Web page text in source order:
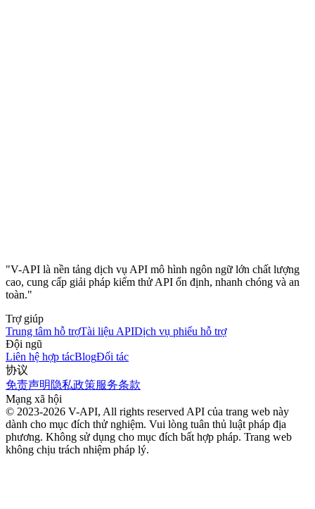
"V-API là nền tảng dịch vụ API mô hình ngôn ngữ lớn chất lượng
cao, cung cấp giải pháp kiểm thử API ổn định, nhanh chóng và an
toàn."
Trợ giúp
Trung tâm hỗ trợTài liệu APIDịch vụ phiếu hỗ trợ
Đội ngũ
Liên hệ hợp tácBlogĐối tác
协议
免责声明 隐私政策服务条款
Mạng xã hội
© 2023-2026 V-API, All rights reserved API của trang web này
dành cho mục đích thử nghiệm. Vui lòng tuân thủ luật pháp địa
phương. Không sử dụng cho mục đích bất hợp pháp. Trang web
không chịu trách nhiệm pháp lý.